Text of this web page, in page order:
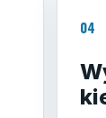
04